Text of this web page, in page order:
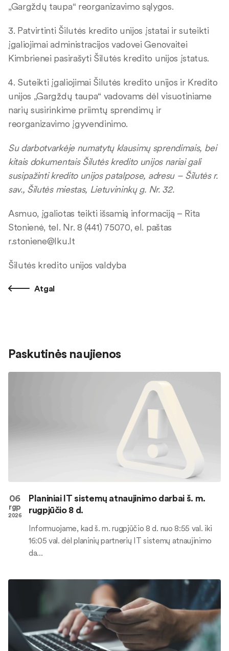
„Gargždų taupa“ reorganizavimo sąlygos.
3. Patvirtinti Šilutės kredito unijos įstatai ir suteikti
įgaliojimai administracijos vadovei Genovaitei
Kimbrienei pasirašyti Šilutės kredito unijos įstatus.
4. Suteikti įgaliojimai Šilutės kredito unijos ir Kredito
unijos „Gargždų taupa“ vadovams dėl visuotiniame
narių susirinkime priimtų sprendimų ir
reorganizavimo įgyvendinimo.
Su darbotvarkėje numatytų klausimų sprendimais, bei
kitais dokumentais Šilutės kredito unijos nariai gali
susipažinti kredito unijos patalpose, adresu – Šilutės r.
sav., Šilutės miestas, Lietuvininkų g. Nr. 32.
Asmuo, įgaliotas teikti išsamią informaciją – Rita
Stonienė, tel. Nr. 8 (441) 75070, el. paštas
r.stoniene@lku.lt
Šilutės kredito unijos valdyba
Atgal
Paskutinės naujienos
06
rgp
2026
Planiniai IT sistemų atnaujinimo darbai š. m.
rugpjūčio 8 d.
Informuojame, kad š. m. rugpjūčio 8 d. nuo 8:55 val. iki
16:05 val. dėl planinių partnerių IT sistemų atnaujinimo
da...